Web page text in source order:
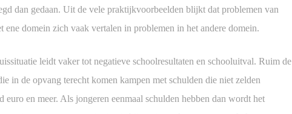
dan gedaan. Uit de vele praktijkvoorbeelden blijkt dat problemen van
ene domein zich vaak vertalen in problemen in het andere domein.
leidt vaker tot negatieve schoolresultaten en schooluitval. Ruim de
in de opvang terecht komen kampen met schulden die niet zelden
euro en meer. Als jongeren eenmaal schulden hebben dan wordt het